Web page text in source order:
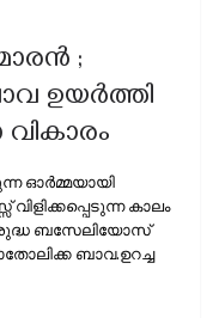
;
ഉയർത്തി
ഓർമ്മയായി
കാലം
ബസേലിയോസ്
ബാവ.ഉറച്ച